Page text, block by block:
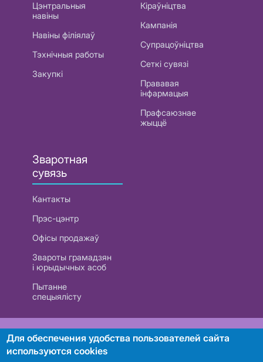
Цэнтральныя
навіны
Навіны філіялаў
Тэхнічныя работы
Закупкі
Кіраўніцтва
Кампанія
Супрацоўніцтва
Сеткі сувязі
Прававая
інфармацыя
Прафсаюзнае
жыццё
Зваротная
сувязь
Кантакты
Прэс-цэнтр
Офісы продажаў
Звароты грамадзян
і юрыдычных асоб
Пытанне
спецыялісту
РУП «Белтэлекам». УНП 101007741
Для обеспечения удобства пользователей сайта
используются cookies